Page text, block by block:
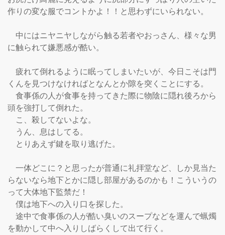
作りの変な服でコントかよ！！と思わずにいられない。
中にはニヤニヤしながら触る若者やおっさん、様々な男
に触られて嫌悪感が酷い。
疲れて倒れるように眠ってしまいたいが、今日こそは門
くんを見つけなければとなんとか隙を突くことにする。
食事係の人が食事を持ってきた際に物陰に隠れ後ろから
頭を強打して倒れた。
こ、殺してないよな。
うん、息はしてる。
とりあえず鍵を取り逃げた。
一体どこに？と思ったが普通に礼拝堂など、しか見当た
らないなら地下とかに隠し部屋があるのかも！こういうの
って大体地下監禁だ！
僕は地下への入り口を探した。
途中で食事係の人が酷い臭いのスープなどを運んで蝋燭
を動かして中へ入りしばらくして出て行く。